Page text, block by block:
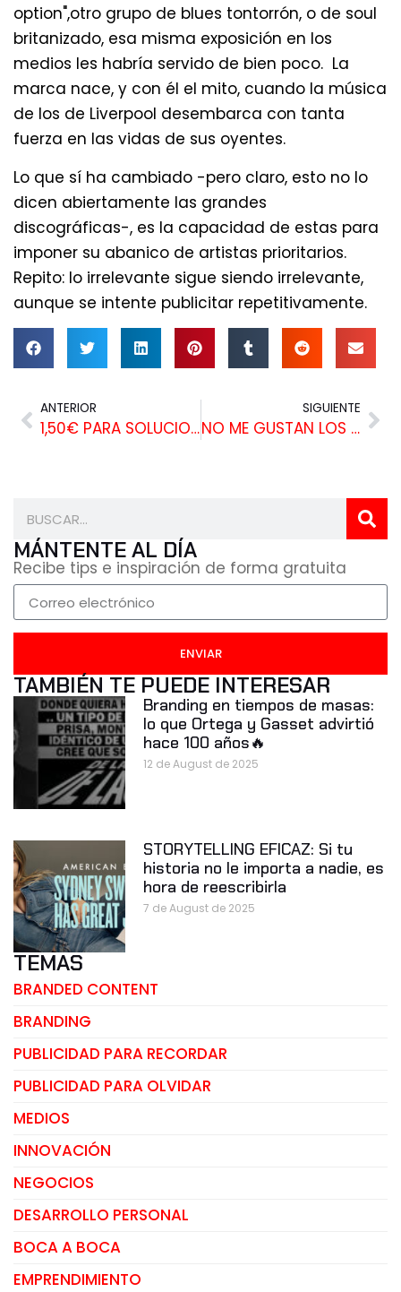
option",otro grupo de blues tontorrón, o de soul
britanizado, esa misma exposición en los
medios les habría servido de bien poco. La
marca nace, y con él el mito, cuando la música
de los de Liverpool desembarca con tanta
fuerza en las vidas de sus oyentes.
Lo que sí ha cambiado -pero claro, esto no lo
dicen abiertamente las grandes
discográficas-, es la capacidad de estas para
imponer su abanico de artistas prioritarios.
Repito: lo irrelevante sigue siendo irrelevante,
aunque se intente publicitar repetitivamente.
ANTERIOR
1,50€ PARA SOLUCIONAR LOS PROBLEMAS DE LA ONCE
SIGUIENTE
NO ME GUSTAN LOS ANUNCIOS DE COCHES, CACA!!!
MÁNTENTE AL DÍA
Recibe tips e inspiración de forma gratuita
ENVIAR
TAMBIÉN TE PUEDE INTERESAR
Branding en tiempos de masas:
lo que Ortega y Gasset advirtió
hace 100 años🔥
12 de August de 2025
STORYTELLING EFICAZ: Si tu
historia no le importa a nadie, es
hora de reescribirla
7 de August de 2025
TEMAS
BRANDED CONTENT
BRANDING
PUBLICIDAD PARA RECORDAR
PUBLICIDAD PARA OLVIDAR
MEDIOS
INNOVACIÓN
NEGOCIOS
DESARROLLO PERSONAL
BOCA A BOCA
EMPRENDIMIENTO